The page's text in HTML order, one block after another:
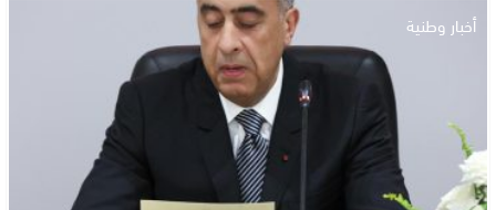
أخبار وطنية